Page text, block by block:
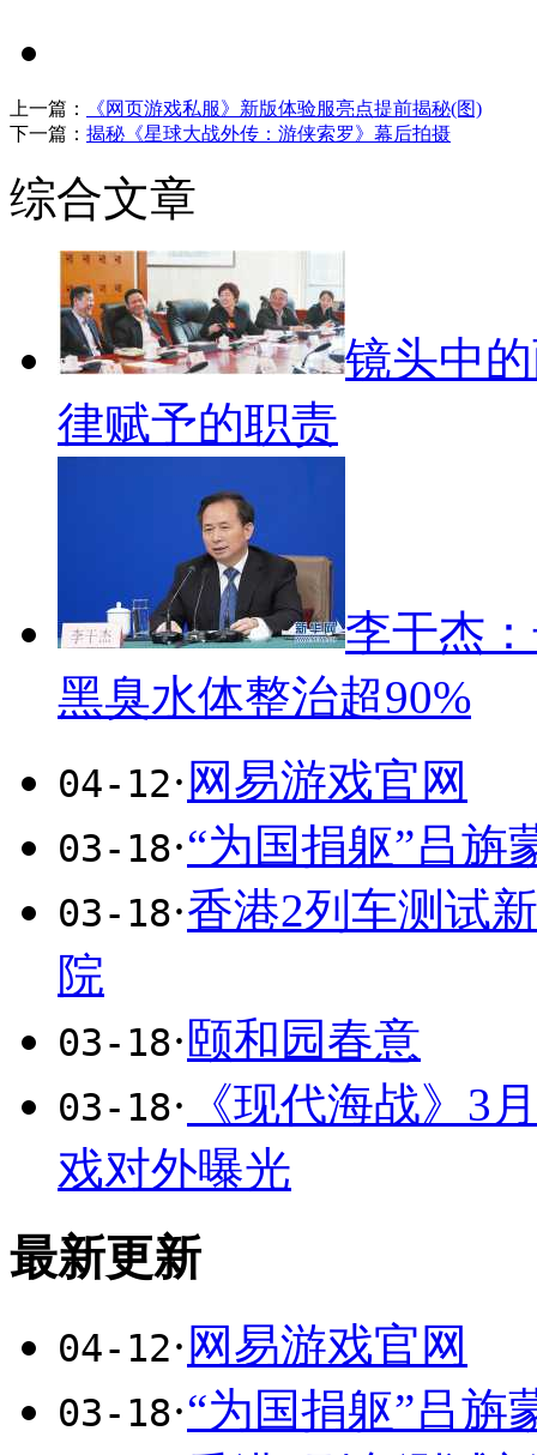
上一篇：
《网页游戏私服》新版体验服亮点提前揭秘(图)
下一篇： 揭秘《星球大战外传：游侠索罗》幕后拍摄
综合文章
镜头中
律赋予的职责
李干杰
黑臭水体整治超90%
04-12· 网易游戏官网
03-18·“为国捐躯”吕旃
03-18·香港2列车测试
院
03-18·颐和园春意
03-18· 《现代海战》3
戏对外曝光
最新更新
04-12· 网易游戏官网
03-18·“为国捐躯”吕旃